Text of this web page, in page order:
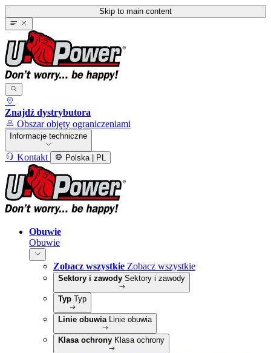
Skip to main content
Znajdź dystrybutora
Obszar objęty ograniczeniami
Informacje techniczne
Kontakt Polska | PL
Obuwie
Obuwie
Zobacz wszystkie Zobacz wszystkie
Sektory i zawody Sektory i zawody
Typ Typ
Linie obuwia Linie obuwia
Klasa ochrony Klasa ochrony